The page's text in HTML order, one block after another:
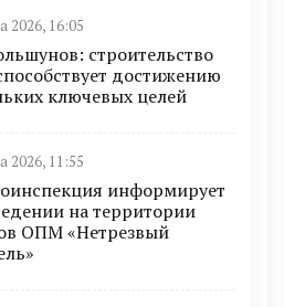
2026, 16:05
строительство
достижению
ключевых целей
2026, 11:55
информирует
на территории
ОПМ «Нетрезвый